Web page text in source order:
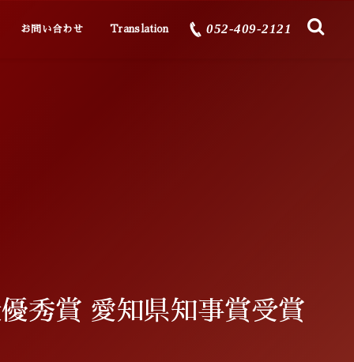
お問い合わせ
Contact Translation
多言語翻訳 052-409-2121
秀賞 愛知県知事賞受賞